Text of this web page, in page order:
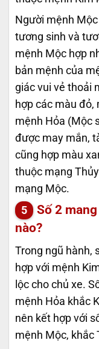
Người mệnh
tương sinh và
mệnh Mộc hợp
bản mệnh của
giác vui vẻ thoải
hợp các màu đỏ,
mệnh Hỏa (Mộc
được may mắn,
cũng hợp màu
thuộc mạng
mạng Mộc.
Số 2
nào?
Trong ngũ hành,
hợp với mệnh
lộc cho chủ xe.
mệnh Hỏa khắc
nên kết hợp với
mệnh Mộc, khắc